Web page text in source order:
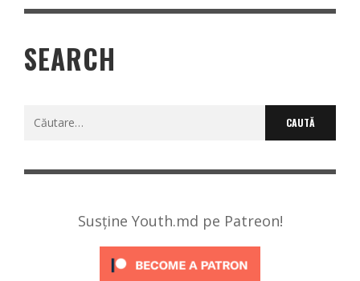
SEARCH
Caută
Susține Youth.md pe Patreon!